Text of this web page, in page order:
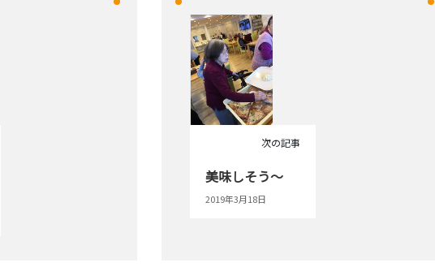
次の記事
美味しそう～
2019年3月18日